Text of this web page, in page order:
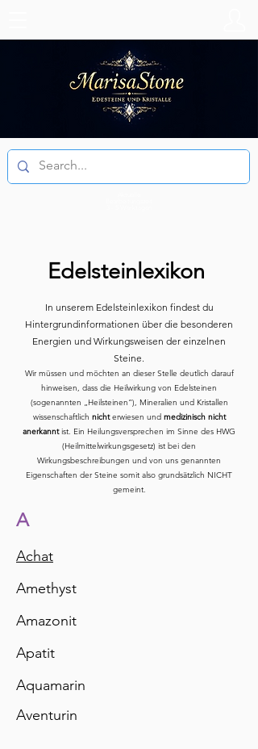
Edelsteinlexikon
In unserem Edelsteinlexikon findest du
Hintergrundinformationen über die besonderen
Energien und Wirkungsweisen der einzelnen
Steine.
Wir müssen und möchten an dieser Stelle deutlich darauf
hinweisen, dass die Heilwirkung von Edelsteinen
(sogenannten „Heilsteinen“), Mineralien und Kristallen
wissenschaftlich nichterwiesen und medizinisch nicht
anerkanntist. Ein Heilungsversprechen im Sinne des HWG
(Heilmittelwirkungsgesetz) ist bei den
Wirkungsbeschreibungen und von uns genannten
Eigenschaften der Steine somit also grundsätzlich NICHT
gemeint.
A
Achat
Amethyst
Amazonit
Apatit
Aquamarin
Aventurin